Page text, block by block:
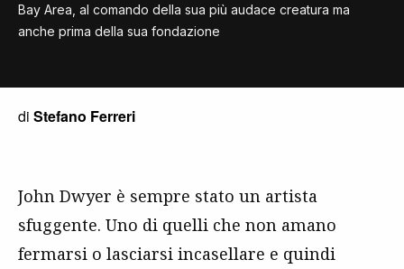
Bay Area, al comando della sua più audace creatura ma
anche prima della sua fondazione
di Stefano Ferreri
John Dwyer è sempre stato un artista
sfuggente. Uno di quelli che non amano
fermarsi o lasciarsi incasellare e quindi